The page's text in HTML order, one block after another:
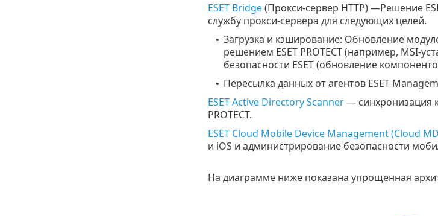
ESET Bridge(Прокси-сервер HTTP) —Решение
службу прокси-сервера для следующих целей.
• Загрузка и кэширование: Обновление
решением ESET PROTECT (например, MSI-
безопасности ESET (обновление
• Пересылка данных от агентов ESET
ESET Active Directory Scanner— синхронизация
PROTECT.
ESET Cloud Mobile Device Management (Cloud
и iOS и администрирование безопасности
На диаграмме ниже показана упрощенная